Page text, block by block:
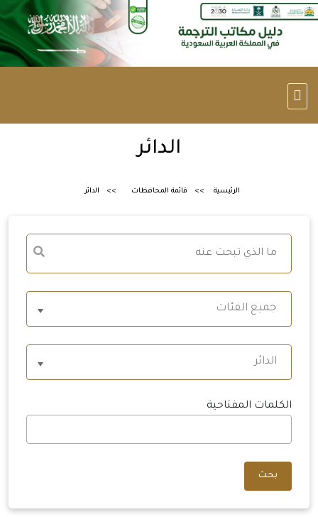
الدائر
الرئيسية قائمة المحافظات الدائر
جميع الفئات
الدائر
الكلمات المفتاحية
بحث